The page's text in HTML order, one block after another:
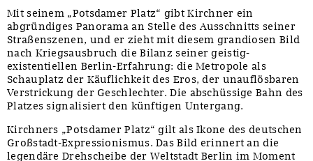
Mit seinem „Potsdamer Platz“ gibt Kirchner ein
abgründiges Panorama an Stelle des Ausschnitts seiner
Straßenszenen, und er zieht mit diesem grandiosen Bild
nach Kriegsausbruch die Bilanz seiner geistig-
existentiellen Berlin-Erfahrung: die Metropole als
Schauplatz der Käuflichkeit des Eros, der unauflösbaren
Verstrickung der Geschlechter. Die abschüssige Bahn des
Platzes signalisiert den künftigen Untergang.
Kirchners „Potsdamer Platz“ gilt als Ikone des deutschen
Großstadt-Expressionismus. Das Bild erinnert an die
legendäre Drehscheibe der Weltstadt Berlin im Moment